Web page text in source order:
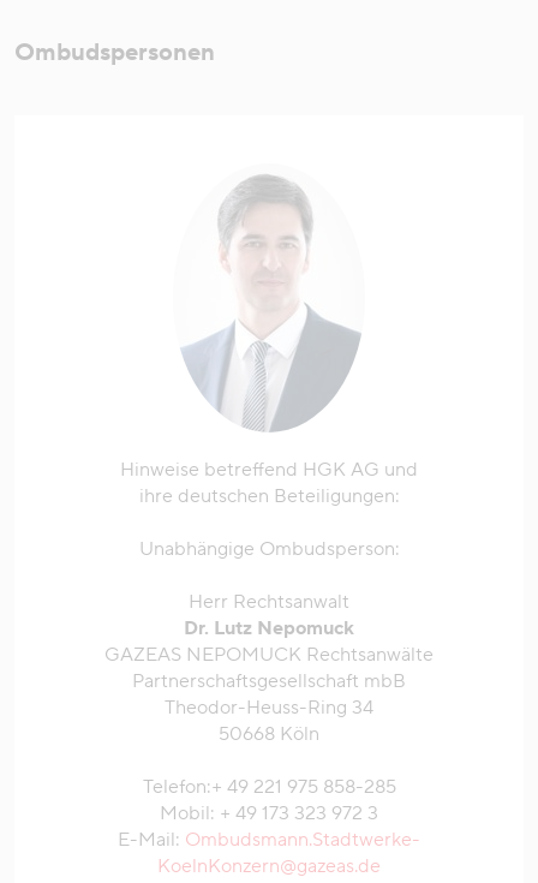
Ombudspersonen
Hinweise betreffend HGK AG und
ihre deutschen Beteiligungen:
Unabhängige Ombudsperson:
Herr Rechtsanwalt
Dr. Lutz Nepomuck
GAZEAS NEPOMUCK Rechtsanwälte
Partnerschaftsgesellschaft mbB
Theodor-Heuss-Ring 34
50668 Köln
Telefon:+ 49 221 975 858-285
Mobil: + 49 173 323 972 3
E-Mail: Ombudsmann.Stadtwerke­
KoelnKonzern@gazeas.de